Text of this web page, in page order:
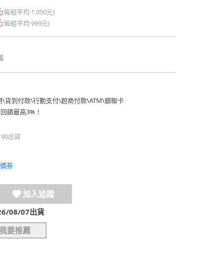
(每組平均 1,050元)
(每組平均 999元)
\貨到付款\行動支付\超商付款\ATM\銀聯卡
饋最高3%！
出貨
券
加入追蹤
08/07出貨
要推薦